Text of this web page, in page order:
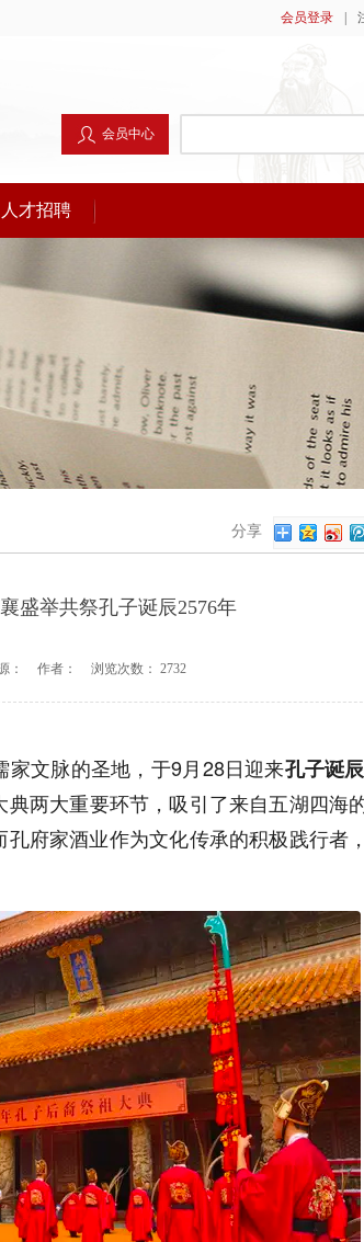
会员登录
会员中心
人才招聘
分享
盛举共祭孔子诞辰2576年
： 作者： 浏览次数： 2732
文脉的圣地，于9月28日迎来孔子诞
两大重要环节，吸引了来自五湖四海
府家酒业作为文化传承的积极践行者